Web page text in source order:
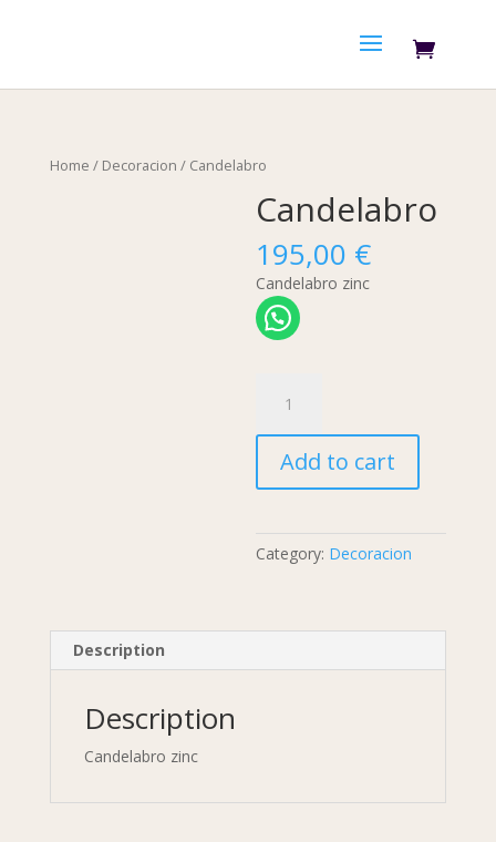
Home / Decoracion / Candelabro
Candelabro
195,00 €
Candelabro zinc
quantity
Add to cart
Category: Decoracion
Description
Description
Candelabro zinc